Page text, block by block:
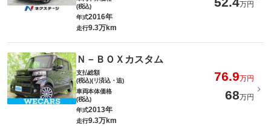
(税込)
万円
年式2016年
走行9.3万km
Ｎ－ＢＯＸカスタム
支払総額
(税込)(リ済込・追)
76.9万円
車両本体価格
(税込)
68万円
年式2013年
走行9.3万km